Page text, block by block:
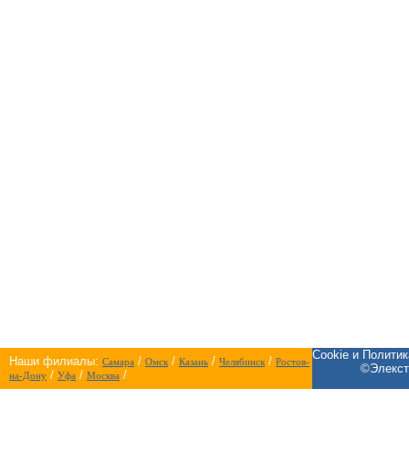
Наши филиалы: Самара / Омск/ Казань / Челябинск/ Ростов-
на-Дону / Уфа / Москва /
Cookie и